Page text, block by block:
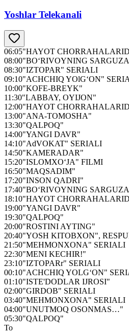
Yoshlar Telekanali
06:05"HAYOT
08:00"BO‘RIVOYNING
08:30"IZTOPAR" SERIALI
09:10"ACHCHIQ YOlG‘ON"
10:00"KOFE-BREYK"
11:30"LABBAY, OYIJON"
12:00"HAYOT
13:00"ANA-TOMOSHA"
13:30"QALPOQ"
14:00"YANGI DAVR"
14:10"AdVOKAT" SERIALI
14:50"KAMERADAR"
15:20"ISLOMXO‘JA" FILMI
16:50"MAQSADIM"
17:20"INSON QADRI"
17:40"BO‘RIVOYNING
18:10"HAYOT
19:00"YANGI DAVR"
19:30"QALPOQ"
20:00"ROSTINI AYTING"
20:40"YOSH KITOBXON",
21:50"МEHMONXONA" SERIALI
22:30"MENI KECHIR!"
23:10"IZTOPARr" SERIALI
00:10"ACHCHIQ YOLG‘ON"
01:10"ISTE'DODLAR IJROSI"
02:00"GIRDOB" SERIALI
03:40"МEHMONXONA" SERIALI
04:00"UNUTMOQ OSONMAS…"
05:30"QALPOQ"
To